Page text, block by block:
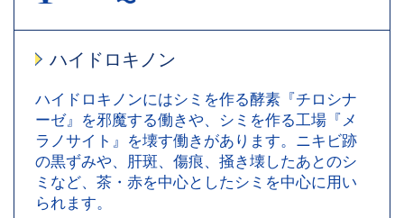
ハイドロキノン
ハイドロキノンにはシミを作る酵素『チロシナ
ーゼ』を邪魔する働きや、シミを作る工場『メ
ラノサイト』を壊す働きがあります。ニキビ跡
の黒ずみや、肝斑、傷痕、掻き壊したあとのシ
ミなど、茶・赤を中心としたシミを中心に用い
られます。